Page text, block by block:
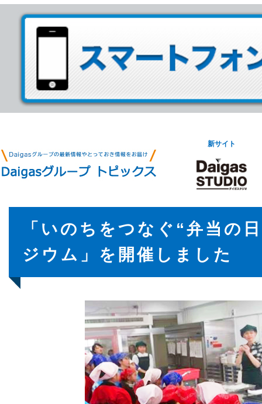
新サイト
「いのちをつなぐ“弁当の
ジウム」を開催しました